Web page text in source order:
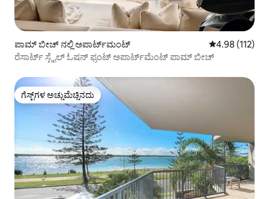
ಪಾಮ್ ಬೀಚ್ ನಲ್ಲಿ ಅಪಾರ್ಟ್‌ಮಂಟ್ 5 ರಲ್ಲಿ 4.98
4.98 (112)
ರೆಸಾರ್ಟ್ ಸ್ಟೈಲ್ ಓಷನ್ ಫ್ರಂಟ್ ಅಪಾರ್ಟ್‌ಮೆಂಟ್ ಪಾಮ್ ಬೀಚ್
ಗೆಸ್ಟ್‌ಗಳ ಅಚ್ಚುಮೆಚ್ಚಿನದು
ಗೆಸ್ಟ್‌ಗಳ ಅಚ್ಚುಮೆಚ್ಚಿನದು